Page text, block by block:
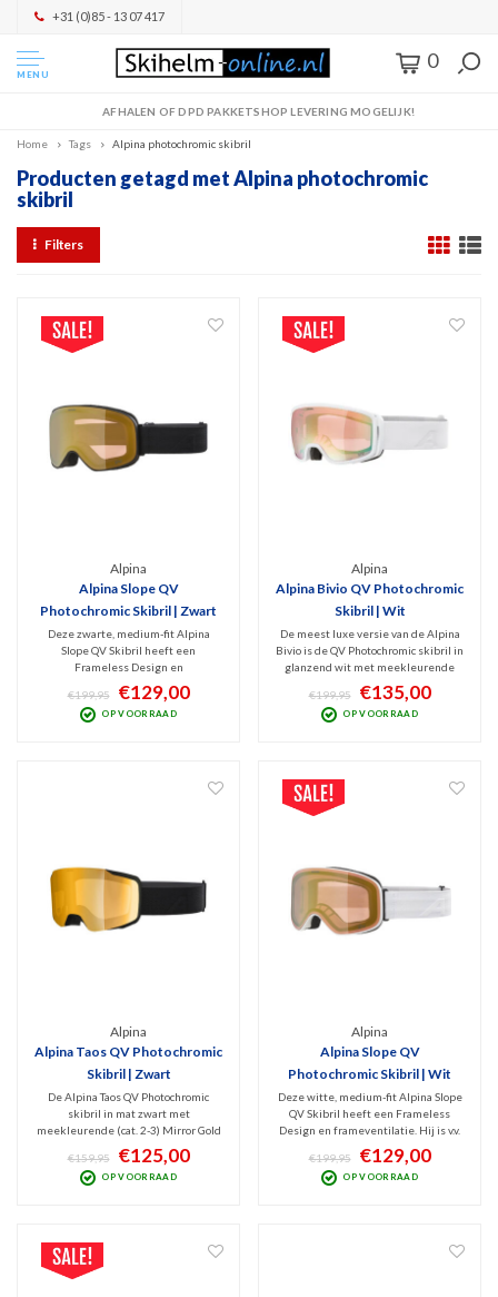
+31 (0)85 - 13 07 417
MENU
0
AFHALEN OF DPD PAKKETSHOP LEVERING MOGELIJK!
Home Tags Alpina photochromic skibril
Producten getagd met Alpina photochromic
skibril
Filters
Alpina
Alpina Slope QV
Photochromic Skibril | Zwart
Deze zwarte, medium-fit Alpina
Slope QV Skibril heeft een
Frameless Design en
frameventilatie. Hij is v.v. een
fantastische QuatroFlex Vario Gold
Mirror lens. Dit is een Photochromic
€199,95 €129,00
OP VOORRAAD
Alpina
Alpina Bivio QV Photochromic
Skibril | Wit
De meest luxe versie van de Alpina
Bivio is de QV Photochromic skibril in
glanzend wit met meekleurende
(cat. 2-3) Mirror Gold lens. Deze
veelzijdige bril die zich aanpast aan
wisselende weersomstandigheden,
€199,95 €135,00
OP VOORRAAD
Alpina
Alpina Taos QV Photochromic
Skibril | Zwart
De Alpina Taos QV Photochromic
skibril in mat zwart met
meekleurende (cat. 2-3) Mirror Gold
lens is een veelzijdig model dat zich
aanpast aan wisselende
weersomstandigheden. Hij biedt
€159,95 €125,00
OP VOORRAAD
Alpina
Alpina Slope QV
Photochromic Skibril | Wit
Deze witte, medium-fit Alpina Slope
QV Skibril heeft een Frameless
Design en frameventilatie. Hij is v.v.
een fantastische QuatroFlex Vario
Gold Mirror lens. Dit is een
Photochromic lens (Cat. 1-2) die
€199,95 €129,00
OP VOORRAAD